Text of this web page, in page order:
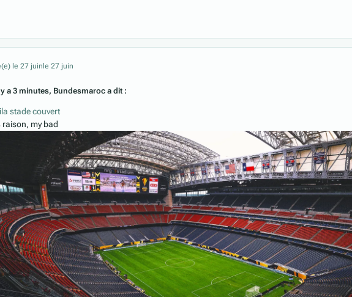
le 27 juin le 27 juin
a 3 minutes, Bundesmaroc a dit :
stade couvert
raison, my bad